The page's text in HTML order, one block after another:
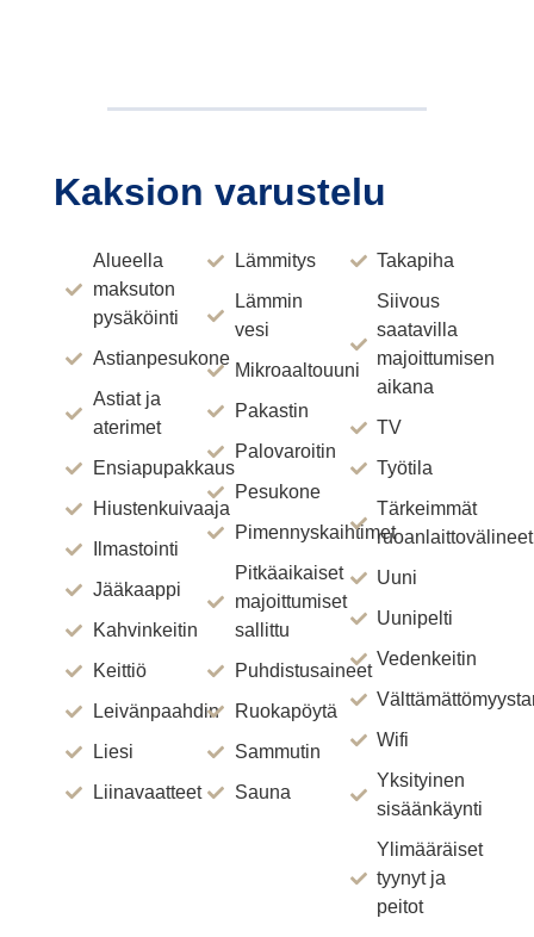
Kaksion varustelu
Alueella
maksuton
pysäköinti
Astianpesukone
Astiat ja
aterimet
Ensiapupakkaus
Hiustenkuivaaja
Ilmastointi
Jääkaappi
Kahvinkeitin
Keittiö
Leivänpaahdin
Liesi
Liinavaatteet
Lämmitys
Lämmin
vesi
Mikroaaltouuni
Pakastin
Palovaroitin
Pesukone
Pimennyskaihtimet
Pitkäaikaiset
majoittumiset
sallittu
Puhdistusaineet
Ruokapöytä
Sammutin
Sauna
Takapiha
Siivous
saatavilla
majoittumisen
aikana
TV
Työtila
Tärkeimmät
ruoanlaittovälineet
Uuni
Uunipelti
Vedenkeitin
Wifi
Yksityinen
sisäänkäynti
Ylimääräiset
tyynyt ja
peitot